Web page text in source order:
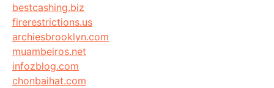
bestcashing.biz
firerestrictions.us
archiesbrooklyn.com
muambeiros.net
infozblog.com
chonbaihat.com